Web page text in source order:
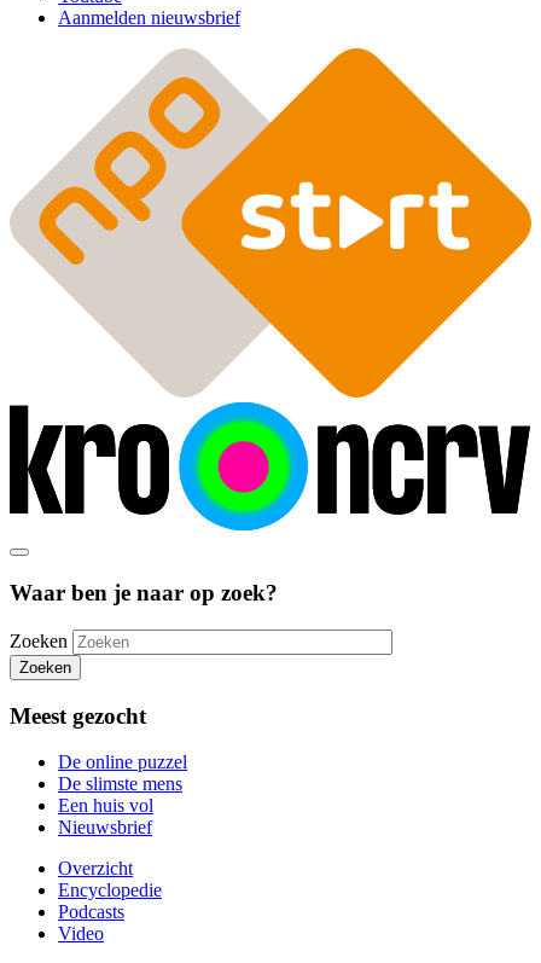
Aanmelden nieuwsbrief
Waar ben je naar op zoek?
Zoeken
Zoeken
Meest gezocht
De online puzzel
De slimste mens
Een huis vol
Nieuwsbrief
Overzicht
Encyclopedie
Podcasts
Video